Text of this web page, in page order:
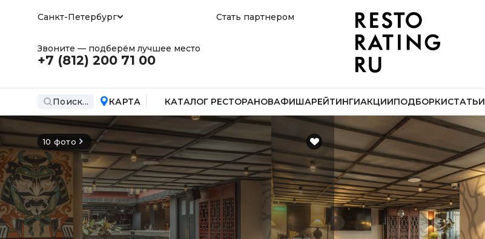
Санкт-Петербург Стать партнером
Звоните — подберём лучшее место
+7 (812) 200 71 00
Поиск... КАРТА КАТАЛОГ РЕСТОРАНОВАФИШАРЕЙТИНГИАКЦИИПОДБОРКИСТАТЬИ
10 фото